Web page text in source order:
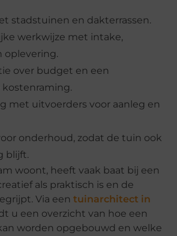
stadstuinen en dakterrassen.
werkwijze met intake,
oplevering.
over budget en een
kostenraming.
met uitvoerders voor aanleg en
onderhoud, zodat de tuin ook
blijft.
woont, heeft vaak baat bij een
als praktisch is en de
Via eentuinarchitect in
u een overzicht van hoe een
worden opgebouwd en welke